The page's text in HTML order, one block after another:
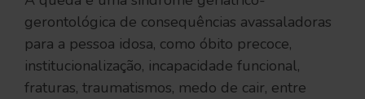
gerontológica de consequências avassaladoras
para a pessoa idosa, como óbito precoce,
institucionalização, incapacidade funcional,
fraturas, traumatismos, medo de cair, entre